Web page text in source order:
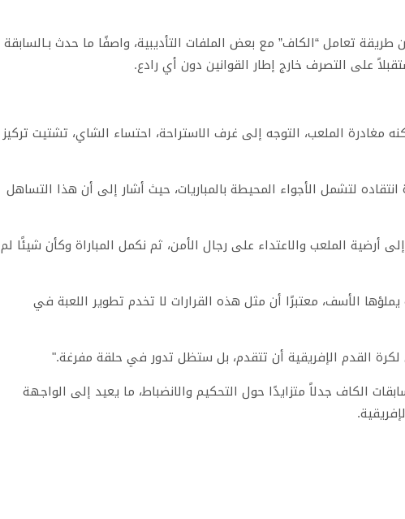
تعامل “الكاف” مع بعض الملفات التأديبية، واصفًا ما حدث بـالسابقة
على التصرف خارج إطار القوانين دون أي رادع.
مغادرة الملعب، التوجه إلى غرف الاستراحة، احتساء الشاي، تشتيت تركيز
لتشمل الأجواء المحيطة بالمباريات، حيث أشار إلى أن هذا التساهل
أرضية الملعب والاعتداء على رجال الأمن، ثم نكمل المباراة وكأن شيئًا لم
الأسف، معتبرًا أن مثل هذه القرارات لا تخدم تطوير اللعبة في
القدم الإفريقية أن تتقدم، بل ستظل تدور في حلقة مفرغة."
الكاف جدلاً متزايدًا حول التحكيم والانضباط، ما يعيد إلى الواجهة